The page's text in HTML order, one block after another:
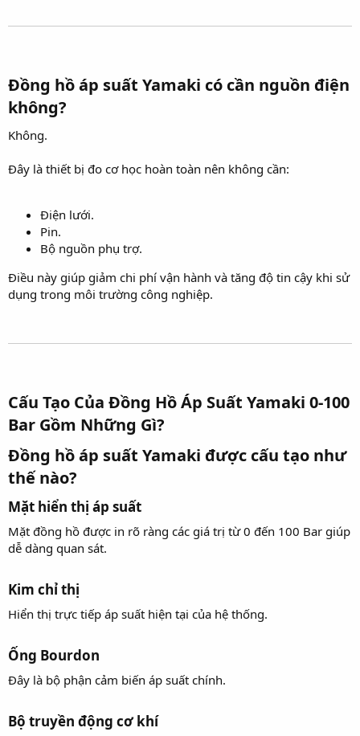
Đồng hồ áp suất Yamaki có cần nguồn điện
không?​
Không.
Đây là thiết bị đo cơ học hoàn toàn nên không cần:
Điện lưới.
Pin.
Bộ nguồn phụ trợ.
Điều này giúp giảm chi phí vận hành và tăng độ tin cậy khi sử
dụng trong môi trường công nghiệp.
Cấu Tạo Của Đồng Hồ Áp Suất Yamaki 0-100
Bar Gồm Những Gì?​
Đồng hồ áp suất Yamaki được cấu tạo như
thế nào?​
Mặt hiển thị áp suất​
Mặt đồng hồ được in rõ ràng các giá trị từ 0 đến 100 Bar giúp
dễ dàng quan sát.
Kim chỉ thị​
Hiển thị trực tiếp áp suất hiện tại của hệ thống.
Ống Bourdon​
Đây là bộ phận cảm biến áp suất chính.
Bộ truyền động cơ khí​